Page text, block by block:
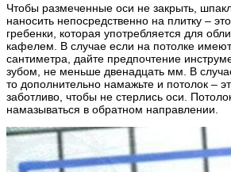
Чтобы размеченные оси не закрыть,
наносить непосредственно на плитку –
гребенки, которая употребляется для
кафелем. В случае если на потолке
сантиметра, дайте предпочтение
зубом, не меньше двенадцать мм. В
то дополнительно намажьте и потолок –
заботливо, чтобы не стерлись оси.
намазываться в обратном направлении.